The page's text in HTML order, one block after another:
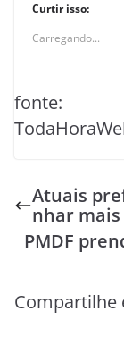
Curtir isso:
Carregando...
fonte:
Atuais
nhar
PMDF
Compartilhe